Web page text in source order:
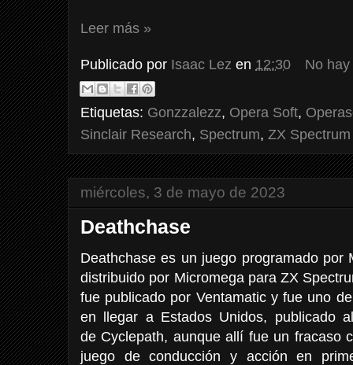
Leer más »
Publicado por Isaac Lez en 12:30 No
Etiquetas: Gonzzalezz, Opera Soft,
Sinclair Research, Spectrum, ZX Spectrum
miércoles, 3 de mayo de 2023
Deathchase
Deathchase es un juego programado por
distribuido por Micromega para ZX
fue publicado por Ventamatic y fue uno
en llegar a Estados Unidos, publicado
de Cyclepath, aunque allí fue un fracaso
juego de conducción y acción en